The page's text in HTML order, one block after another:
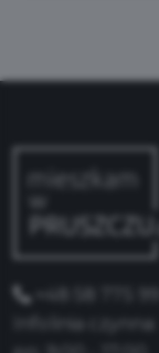
+48 58 775 99
Infolinia czynna: